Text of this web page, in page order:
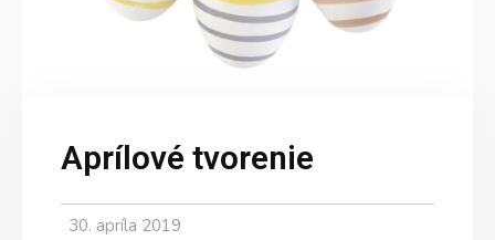
Aprílové tvorenie
30. apríla 2019